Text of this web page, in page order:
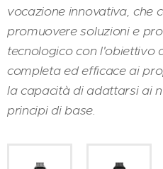
vocazione innovativa, che
promuovere soluzioni e
tecnologico con l'obiettivo
completa ed efficace ai
la capacità di adattarsi ai
principi di base.